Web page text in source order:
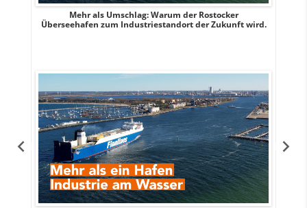
Mehr als Umschlag: Warum der Rostocker
Überseehafen zum Industriestandort der Zukunft wird.